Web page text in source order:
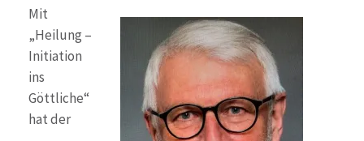
Mit
„Heilung –
Initiation
ins
Göttliche“
hat der